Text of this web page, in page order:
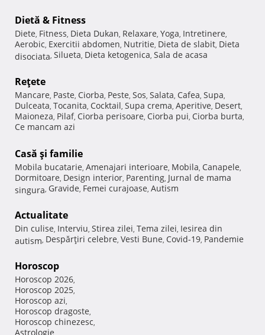
Dietă & Fitness
Diete, Fitness, Dieta Dukan, Relaxare, Yoga, Intretinere,
Aerobic, Exercitii abdomen, Nutritie, Dieta de slabit, Dieta
disociata, Silueta, Dieta ketogenica, Sala de acasa
Reţete
Mancare, Paste, Ciorba, Peste, Sos, Salata, Cafea, Supa,
Dulceata, Tocanita, Cocktail, Supa crema, Aperitive, Desert,
Maioneza, Pilaf, Ciorba perisoare, Ciorba pui, Ciorba burta,
Ce mancam azi
Casă şi familie
Mobila bucatarie, Amenajari interioare, Mobila, Canapele,
Dormitoare, Design interior, Parenting, Jurnal de mama
singura, Gravide, Femei curajoase, Autism
Actualitate
Din culise, Interviu, Stirea zilei, Tema zilei, Iesirea din
autism, Despărţiri celebre, Vesti Bune, Covid-19, Pandemie
Horoscop
Horoscop 2026,
Horoscop 2025,
Horoscop azi,
Horoscop dragoste,
Horoscop chinezesc,
Astrologie